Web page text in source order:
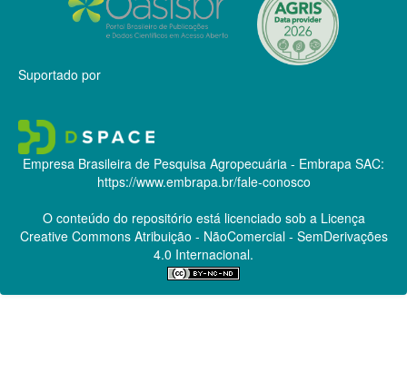
Suportado por
Empresa Brasileira de Pesquisa Agropecuária - Embrapa SAC:
https://www.embrapa.br/fale-conosco
O conteúdo do repositório está licenciado sob a Licença
Creative CommonsAtribuição - NãoComercial - SemDerivações
4.0 Internacional.